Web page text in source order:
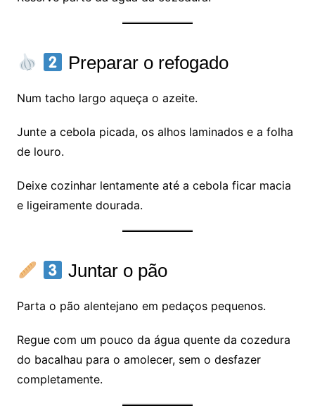
Preparar o refogado
Num tacho largo aqueça o azeite.
Junte a cebola picada, os alhos laminados e a folha
de louro.
Deixe cozinhar lentamente até a cebola ficar macia
e ligeiramente dourada.
Juntar o pão
Parta o pão alentejano em pedaços pequenos.
Regue com um pouco da água quente da cozedura
do bacalhau para o amolecer, sem o desfazer
completamente.